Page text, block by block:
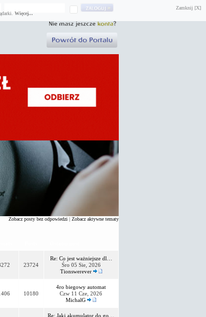
Zamknij [X]
Więcej...
Zobacz posty bez odpowiedzi | Zobacz aktywne tematy
23724
Re: Co jest ważniejsze dl…
Śro 05 Sie, 2026
Tionswerever
10180
4ro biegowy automat
Czw 11 Cze, 2026
MichalG
Re: Jaki akumulator do go…